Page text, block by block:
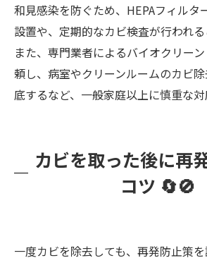
和見感染を防ぐため、HEPAフィルタ
設置や、定期的なカビ検査が行われる
また、専門業者によるバイオクリー
頼し、病室やクリーンルームのカビ
底するなど、一般家庭以上に慎重な対
カビを取った後に再
コツ 🔄🚫
一度カビを除去しても、再発防止策